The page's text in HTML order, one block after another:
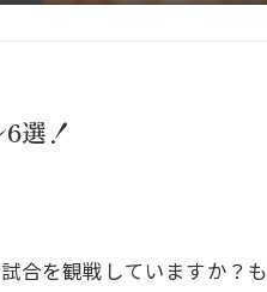
選！
合を観戦していますか